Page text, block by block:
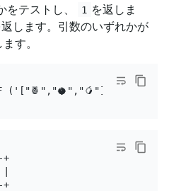
をテストし、 1
を返しま
返します。引数のいずれかが
す。
|